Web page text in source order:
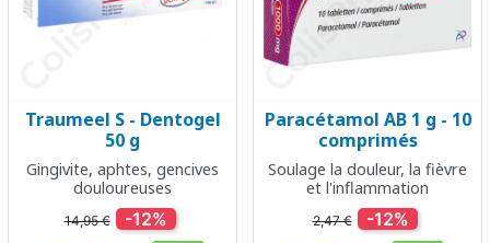
Traumeel S - Dentogel
50 g
Gingivite, aphtes, gencives
douloureuses
14,95 € -12%
Paracétamol AB 1 g - 10
comprimés
Soulage la douleur, la fièvre
et l'inflammation
2,47 € -12%